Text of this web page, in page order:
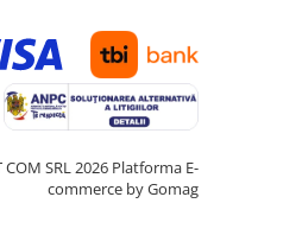
SRL 2026 Platforma E-
commerce by Gomag